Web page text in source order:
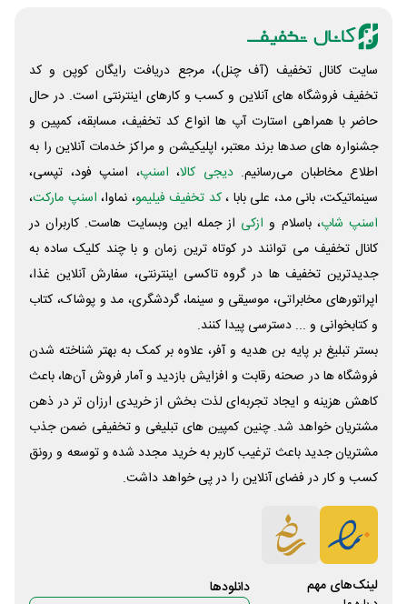
سایت کانال تخفیف (آف چنل)، مرجع دریافت رایگان کوپن و کد
تخفیف فروشگاه های آنلاین و کسب و‌ کارهای اینترنتی است. در حال
حاضر با همراهی استارت آپ ها انواع کد تخفیف، مسابقه، کمپین و
جشنواره های صدها برند معتبر، اپلیکیشن و مراکز خدمات آنلاین را به
اطلاع مخاطبان می‌رسانیم. دیجی کالا، اسنپ، اسنپ فود، تپسی،
سینماتیکت، بانی مد، علی‌ بابا ،کد تخفیف فیلیمو، نماوا، اسنپ مارکت،
اسنپ شاپ، باسلام و ازکی از جمله این وبسایت ‌هاست. کاربران در
کانال تخفیف می توانند در کوتاه ترین زمان و با چند کلیک ساده به
جدیدترین تخفیف ها در گروه تاکسی اینترنتی، سفارش آنلاین غذا،
اپراتورهای مخابراتی، موسیقی و سینما، گردشگری، مد و پوشاک، کتاب
و کتابخوانی و ... دسترسی پیدا کنند.
بستر تبلیغ بر پایه بن هدیه و آفر، علاوه بر کمک به بهتر شناخته شدن
فروشگاه ها در صحنه رقابت و افزایش بازدید و آمار فروش آن‌ها، باعث
کاهش هزینه و ایجاد تجربه‌ای لذت بخش از خریدی ارزان تر در ذهن
مشتریان خواهد شد. چنین کمپین های تبلیغی و تخفیفی ضمن جذب
مشتریان جدید باعث ترغیب کاربر به خرید مجدد شده و توسعه و رونق
کسب و کار در فضای آنلاین را در پی خواهد داشت.
لینک‌های مهم دانلود‌ها